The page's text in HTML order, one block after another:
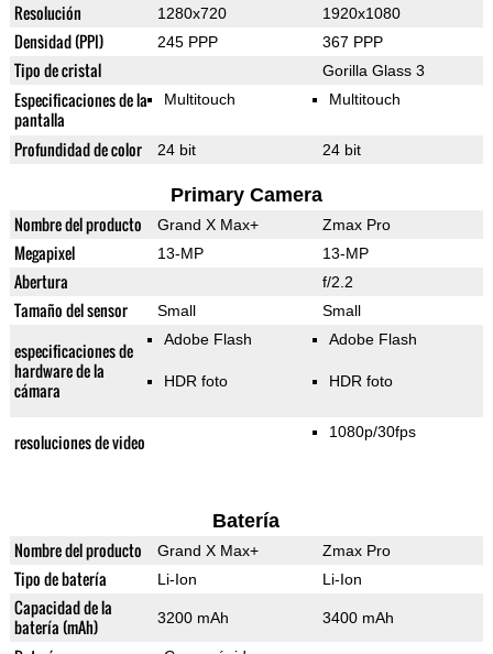
Resolución 1280x720 1920x1080
Densidad (PPI) 245 PPP 367 PPP
Tipo de cristal Gorilla Glass 3
Especificaciones de la
pantalla
Multitouch Multitouch
Profundidad de color 24 bit 24 bit
Primary Camera
Nombre del producto Grand X Max+ Zmax Pro
Megapixel 13-MP 13-MP
Abertura f/2.2
Tamaño del sensor Small Small
especificaciones de
hardware de la
cámara
Adobe Flash
HDR foto
Adobe Flash
HDR foto
resoluciones de video 1080p/30fps
Batería
Nombre del producto Grand X Max+ Zmax Pro
Tipo de batería Li-Ion Li-Ion
Capacidad de la
batería (mAh)
3200 mAh 3400 mAh